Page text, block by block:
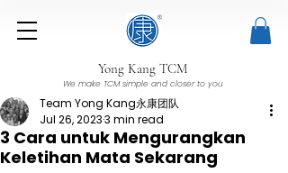
Yong Kang TCM
We make TCM simple and closer to you
3 Cara untuk Mengurangkan
Keletihan Mata Sekarang
Team Yong Kang永康团队
Jul 26, 20233 min read